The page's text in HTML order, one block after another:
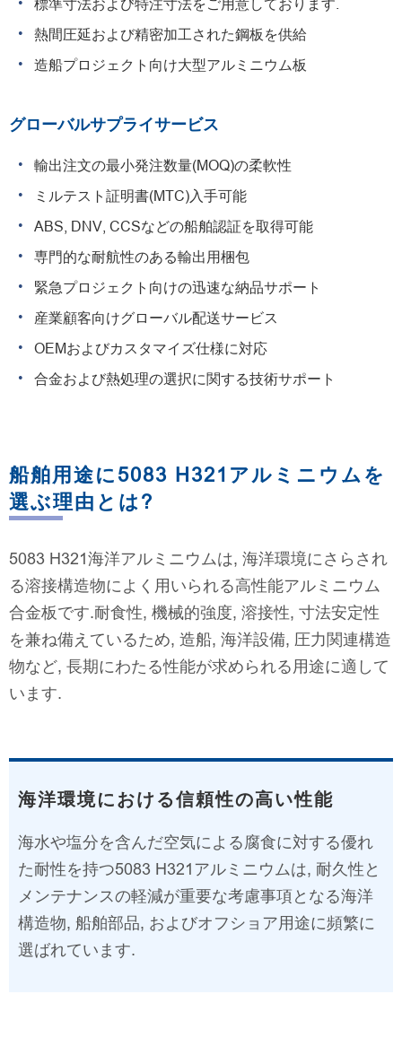
標準寸法および特注寸法をご用意しております.
熱間圧延および精密加工された鋼板を供給
造船プロジェクト向け大型アルミニウム板
グローバルサプライサービス
輸出注文の最小発注数量(MOQ)の柔軟性
ミルテスト証明書(MTC)入手可能
ABS, DNV, CCSなどの船舶認証を取得可能
専門的な耐航性のある輸出用梱包
緊急プロジェクト向けの迅速な納品サポート
産業顧客向けグローバル配送サービス
OEMおよびカスタマイズ仕様に対応
合金および熱処理の選択に関する技術サポート
船舶用途に5083 H321アルミニウムを
選ぶ理由とは?
5083 H321海洋アルミニウムは, 海洋環境にさらされ
る溶接構造物によく用いられる高性能アルミニウム
合金板です.耐食性, 機械的強度, 溶接性, 寸法安定性
を兼ね備えているため, 造船, 海洋設備, 圧力関連構造
物など, 長期にわたる性能が求められる用途に適して
います.
海洋環境における信頼性の高い性能
海水や塩分を含んだ空気による腐食に対する優れ
た耐性を持つ5083 H321アルミニウムは, 耐久性と
メンテナンスの軽減が重要な考慮事項となる海洋
構造物, 船舶部品, およびオフショア用途に頻繁に
選ばれています.